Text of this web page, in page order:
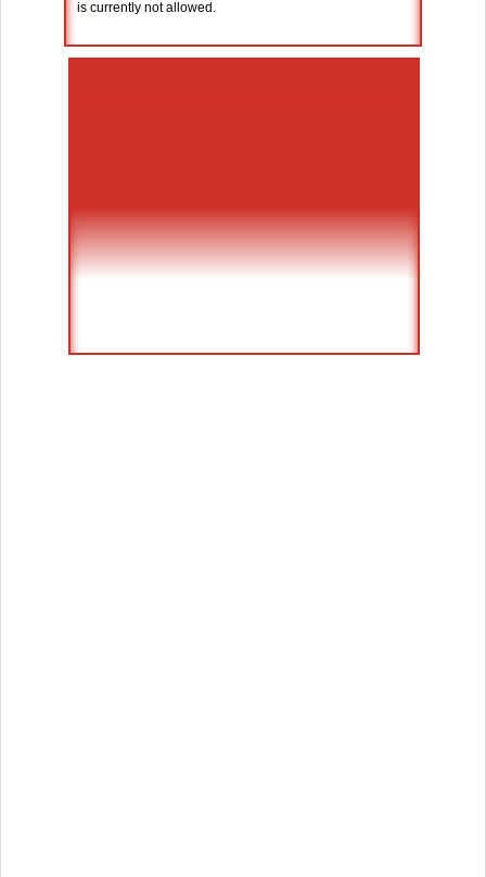
is currently not allowed.